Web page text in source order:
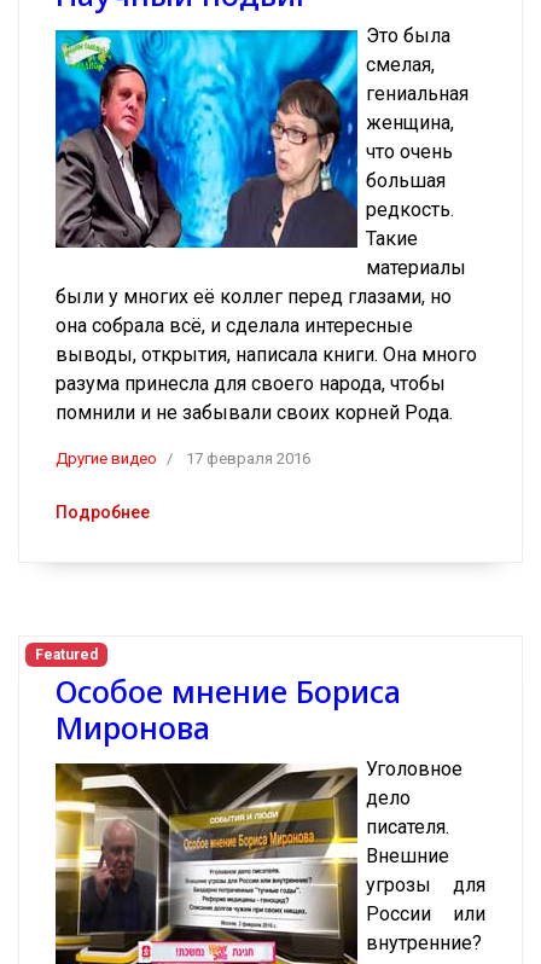
Это была
смелая,
гениальная
женщина,
что очень
большая
редкость.
Такие
материалы
были у многих её коллег перед глазами, но
она собрала всё, и сделала интересные
выводы, открытия, написала книги. Она много
разума принесла для своего народа, чтобы
помнили и не забывали своих корней Рода.
Другие видео 17 февраля 2016
Подробнее
Featured
Особое мнение Бориса
Миронова
Уголовное
дело
писателя.
Внешние
угрозы для
России или
внутренние?